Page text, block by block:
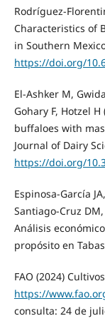
Rodríguez-
Characteristics of
in Southern
https://doi.org/
El-Ashker M,
Gohary F, Hotzel
buffaloes with
Journal of Dairy
https://doi.org/
Espinosa-García
Santiago-Cruz
Análisis
propósito en
FAO (2024)
https://
consulta: 24 de